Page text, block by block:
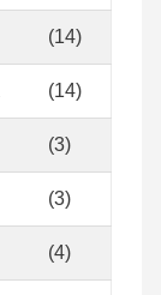
(14)
(14)
(3)
(3)
(4)